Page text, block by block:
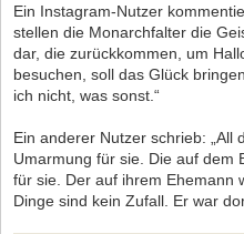
Ein Instagram-Nutzer
stellen die Monarchfalter die
dar, die zurückkommen, um
besuchen, soll das Glück
ich nicht, was sonst.“
Ein anderer Nutzer schrieb: „All
Umarmung für sie. Die auf dem
für sie. Der auf ihrem Ehemann
Dinge sind kein Zufall. Er war